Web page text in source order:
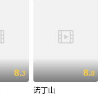
8.3 8.0
诺丁山